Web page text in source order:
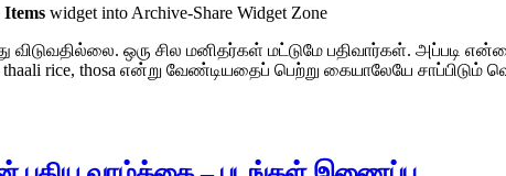
widget into Archive-Share Widget Zone
ஒரு சில மனிதர்கள் மட்டுமே பதிவார்கள். அப்படி
rice, thosa என்று வேண்டியதைப் பெற்று கையாலேயே